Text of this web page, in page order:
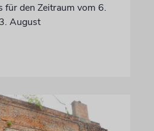
für den Zeitraum vom 6.
August